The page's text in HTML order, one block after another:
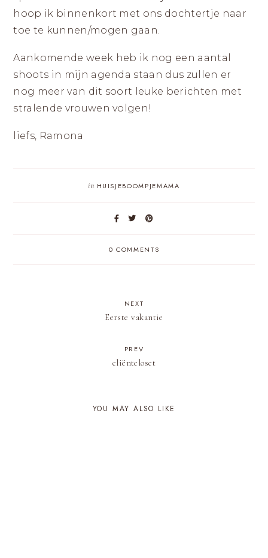
hoop ik binnenkort met ons dochtertje naar
toe te kunnen/mogen gaan.
Aankomende week heb ik nog een aantal
shoots in mijn agenda staan dus zullen er
nog meer van dit soort leuke berichten met
stralende vrouwen volgen!
liefs, Ramona
in HUISJEBOOMPJEMAMA
0 COMMENTS
NEXT
Eerste vakantie
PREV
cliëntcloset
YOU MAY ALSO LIKE